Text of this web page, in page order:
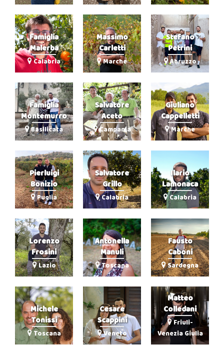
Famiglia
Malerba
Calabria
Massimo
Carletti
Marche
Stefano
Petrini
Abruzzo
Famiglia
Montemurro
Basilicata
Salvatore
Aceto
Campania
Giuliano
Cappelletti
Marche
Pierluigi
Bonizio
Puglia
Salvatore
Grillo
Calabria
Ilario
Lamonaca
Calabria
Lorenzo
Frosini
Lazio
Antonella
Manuli
Toscana
Fausto
Caboni
Sardegna
Michele
Tonissi
Toscana
Cesare
Scappini
Veneto
Matteo
Colledani
Friuli-
Venezia Giulia